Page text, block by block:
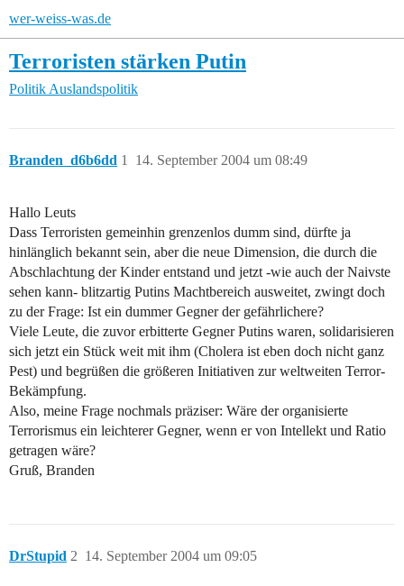
wer-weiss-was.de
Terroristen stärken Putin
Politik Auslandspolitik
Branden_d6b6dd 14. September 2004 um 08:49
1
Hallo Leuts
Dass Terroristen gemeinhin grenzenlos dumm sind, dürfte ja
hinlänglich bekannt sein, aber die neue Dimension, die durch die
Abschlachtung der Kinder entstand und jetzt -wie auch der Naivste
sehen kann- blitzartig Putins Machtbereich ausweitet, zwingt doch
zu der Frage: Ist ein dummer Gegner der gefährlichere?
Viele Leute, die zuvor erbitterte Gegner Putins waren, solidarisieren
sich jetzt ein Stück weit mit ihm (Cholera ist eben doch nicht ganz
Pest) und begrüßen die größeren Initiativen zur weltweiten Terror-
Bekämpfung.
Also, meine Frage nochmals präziser: Wäre der organisierte
Terrorismus ein leichterer Gegner, wenn er von Intellekt und Ratio
getragen wäre?
Gruß, Branden
DrStupid 14. September 2004 um 09:05
2